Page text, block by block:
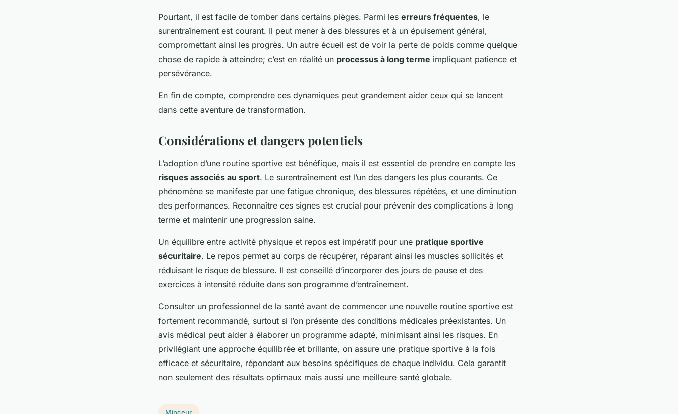
Pourtant, il est facile de tomber dans certains pièges. Parmi les erreurs fréquentes, le
surentraînement est courant. Il peut mener à des blessures et à un épuisement général,
compromettant ainsi les progrès. Un autre écueil est de voir la perte de poids comme quelque
chose de rapide à atteindre; c’est en réalité un processus à long terme impliquant patience et
persévérance.
En fin de compte, comprendre ces dynamiques peut grandement aider ceux qui se lancent
dans cette aventure de transformation.
Considérations et dangers potentiels
L’adoption d’une routine sportive est bénéfique, mais il est essentiel de prendre en compte les
risques associés au sport. Le surentraînement est l’un des dangers les plus courants. Ce
phénomène se manifeste par une fatigue chronique, des blessures répétées, et une diminution
des performances. Reconnaître ces signes est crucial pour prévenir des complications à long
terme et maintenir une progression saine.
Un équilibre entre activité physique et repos est impératif pour une pratique sportive
sécuritaire. Le repos permet au corps de récupérer, réparant ainsi les muscles sollicités et
réduisant le risque de blessure. Il est conseillé d’incorporer des jours de pause et des
exercices à intensité réduite dans son programme d’entraînement.
Consulter un professionnel de la santé avant de commencer une nouvelle routine sportive est
fortement recommandé, surtout si l’on présente des conditions médicales préexistantes. Un
avis médical peut aider à élaborer un programme adapté, minimisant ainsi les risques. En
privilégiant une approche équilibrée et brillante, on assure une pratique sportive à la fois
efficace et sécuritaire, répondant aux besoins spécifiques de chaque individu. Cela garantit
non seulement des résultats optimaux mais aussi une meilleure santé globale.
Minceur